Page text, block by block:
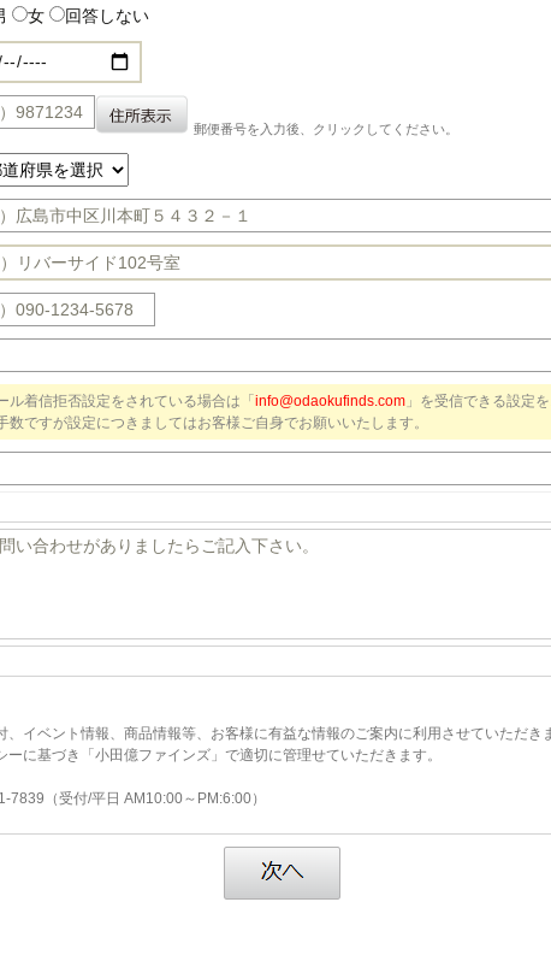
女 回答しない
郵便番号を入力後、クリックしてください。
ル着信拒否設定をされている場合は「 info@odaokufinds.com 」を受信できる設定
数ですが設定につきましてはお客様ご自身でお願いいたします。
イベント情報、商品情報等、お客様に有益な情報のご案内に利用させていただき
に基づき「小田億ファインズ」で適切に管理せていただきます。
（受付/平日 AM10:00～PM:6:00）